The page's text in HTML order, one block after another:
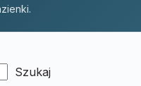
Szukaj